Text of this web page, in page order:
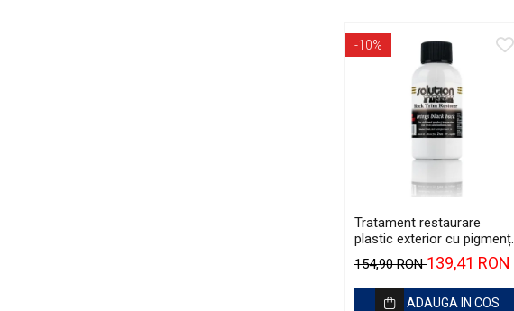
-10%
Tratament restaurare
plastic exterior cu pigmenți
de carbon, 56ml - Solution
Finish Black Trim Restorer
(56ml)
154,90 RON139,41 RON
ADAUGA IN COS